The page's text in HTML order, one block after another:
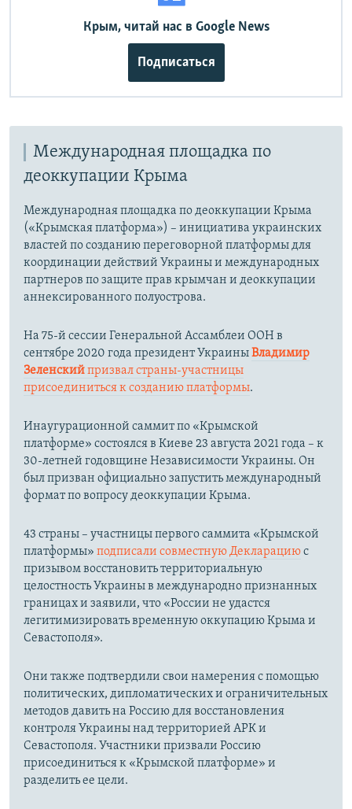
Крым, читай нас в Google News
Подписаться
Международная площадка по
деоккупации Крыма
Международная площадка по деоккупации Крыма
(«Крымская платформа») – инициатива украинских
властей по созданию переговорной платформы для
координации действий Украины и международных
партнеров по защите прав крымчан и деоккупации
аннексированного полуострова.
На 75-й сессии Генеральной Ассамблеи ООН в
сентябре 2020 года президент УкраиныВладимир
Зеленскийпризвал страны-участницы
присоединиться к созданию платформы.
Инаугурационной саммит по «Крымской
платформе» состоялся в Киеве 23 августа 2021 года – к
30-летней годовщине Независимости Украины. Он
был призван официально запустить международный
формат по вопросу деоккупации Крыма.
43 страны – участницы первого саммита «Крымской
платформы» подписали совместную Декларациюс
призывом восстановить территориальную
целостность Украины в международно признанных
границах и заявили, что «России не удастся
легитимизировать временную оккупацию Крыма и
Севастополя».
Они также подтвердили свои намерения с помощью
политических, дипломатических и ограничительных
методов давить на Россию для восстановления
контроля Украины над территорией АРК и
Севастополя. Участники призвали Россию
присоединиться к «Крымской платформе» и
разделить ее цели.